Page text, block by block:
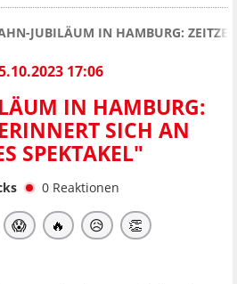
JUBILÄUM IN HAMBURG:
17:06
IN HAMBURG:
SICH AN
SPEKTAKEL"
0 Reaktionen
😱 🔥 😥 👏